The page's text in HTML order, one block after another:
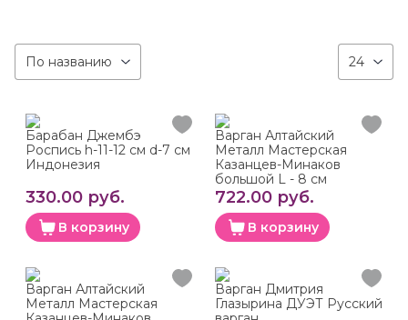
По названию 24
Барабан Джембэ
Роспись h-11-12 см d-7 см
Индонезия
330.00 руб.
В корзину
Варган Алтайский
Металл Мастерская
Казанцев-Минаков
большой L - 8 см
722.00 руб.
В корзину
Варган Алтайский
Металл Мастерская
Варган Дмитрия
Глазырина ДУЭТ Русский